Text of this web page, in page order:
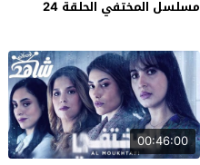
مسلسل المختفي الحلقة 24
00:46:00